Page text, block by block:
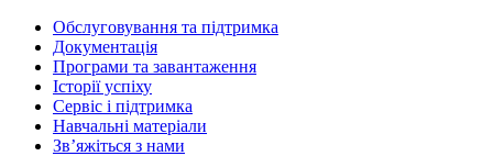
Обслуговування та підтримка
Документація
Програми та завантаження
Історії успіху
Сервіс і підтримка
Навчальні матеріали
Зв’яжіться з нами